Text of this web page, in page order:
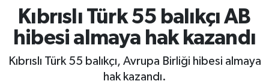
Kıbrıslı Türk 55 balıkçı AB
hibesi almaya hak kazandı
Kıbrıslı Türk 55 balıkçı, Avrupa Birliği hibesi almaya
hak kazandı.
Son Dakika Haberleri